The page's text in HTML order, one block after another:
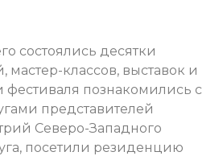
состоялись десятки
мастер-классов, выставок и
фестиваля познакомились с
представителей
Северо-Западного
посетили резиденцию